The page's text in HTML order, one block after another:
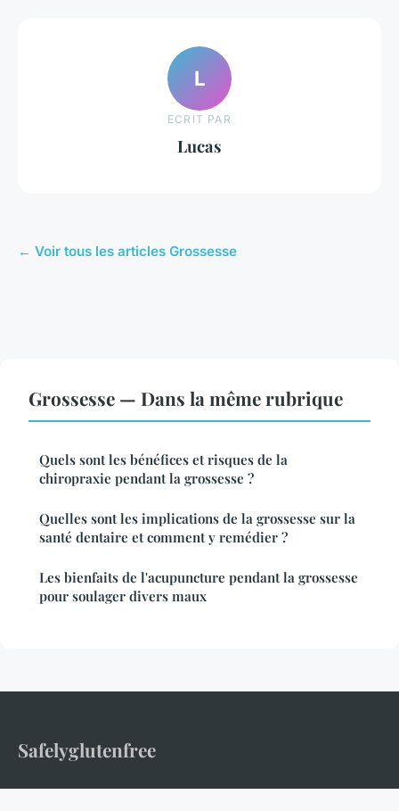
L
ECRIT PAR
Lucas
← Voir tous les articles Grossesse
Grossesse — Dans la même rubrique
Quels sont les bénéfices et risques de la
chiropraxie pendant la grossesse ?
Quelles sont les implications de la grossesse sur la
santé dentaire et comment y remédier ?
Les bienfaits de l'acupuncture pendant la grossesse
pour soulager divers maux
Safelyglutenfree